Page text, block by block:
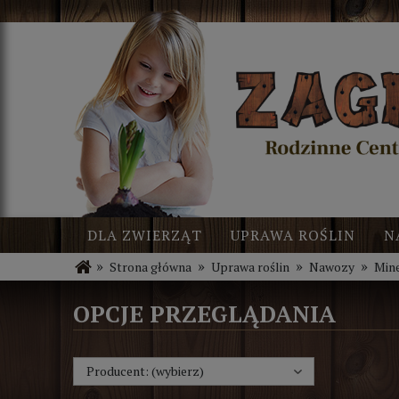
DLA ZWIERZĄT UPRAWA ROŚLIN
BLOG
NOWOŚCI
» Strona główna » Uprawa roślin » Nawozy »
OPCJE PRZEGLĄDANIA
Producent: (wybierz)